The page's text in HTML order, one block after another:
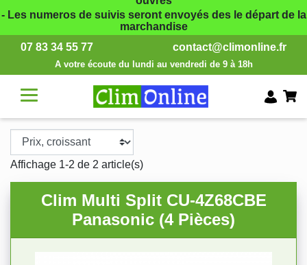
- Les numeros de suivis seront envoyés des le départ de la
marchandise
07 83 34 55 77
A votre écoute du lundi au vendredi de 9 à 18h
contact@climonline.fr
Affichage 1-2 de 2 article(s)
Clim Multi Split CU-4Z68CBE
Panasonic (4 Pièces)